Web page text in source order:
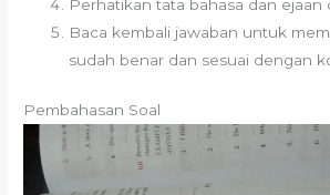
Perhatikan tata bahasa dan ejaan
Baca kembali jawaban untuk
sudah benar dan sesuai dengan
Pembahasan Soal